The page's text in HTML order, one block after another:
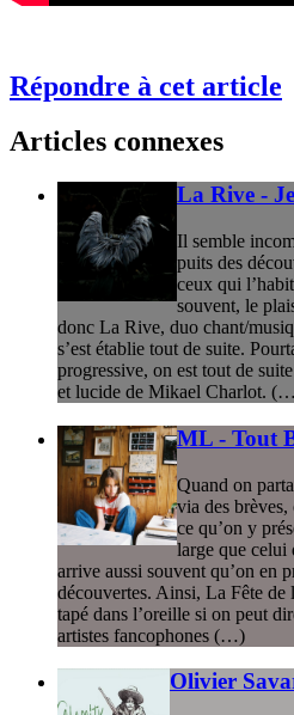
Répondre à cet article
Articles connexes
La Rive -
Il semble
puits des
ceux qui
souvent, le
donc La Rive, duo chant/
s’est établie tout de suite.
progressive, on est tout de
et lucide de Mikael Charlot.
ML - Tout
Quand on
via des brèves,
ce qu’on y
large que celui
arrive aussi souvent qu’on en
découvertes. Ainsi, La Fête
tapé dans l’oreille si on peut
artistes fancophones (…)
Olivier